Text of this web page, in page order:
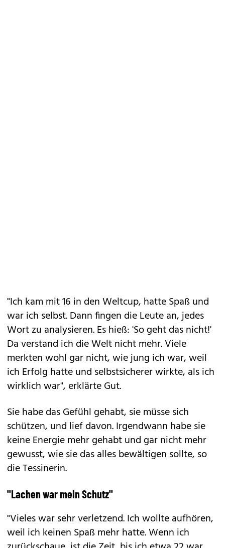
"Ich kam mit 16 in den Weltcup, hatte Spaß und
war ich selbst. Dann fingen die Leute an, jedes
Wort zu analysieren. Es hieß: 'So geht das nicht!'
Da verstand ich die Welt nicht mehr. Viele
merkten wohl gar nicht, wie jung ich war, weil
ich Erfolg hatte und selbstsicherer wirkte, als ich
wirklich war", erklärte Gut.
Sie habe das Gefühl gehabt, sie müsse sich
schützen, und lief davon. Irgendwann habe sie
keine Energie mehr gehabt und gar nicht mehr
gewusst, wie sie das alles bewältigen sollte, so
die Tessinerin.
"Lachen war mein Schutz"
"Vieles war sehr verletzend. Ich wollte aufhören,
weil ich keinen Spaß mehr hatte. Wenn ich